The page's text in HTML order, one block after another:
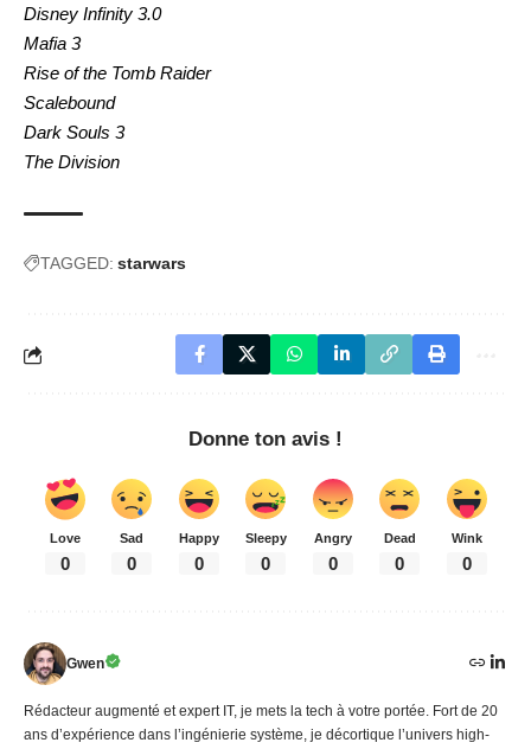
Disney Infinity 3.0
Mafia 3
Rise of the Tomb Raider
Scalebound
Dark Souls 3
The Division
TAGGED: starwars
Donne ton avis !
Love
0
Sad
0
Happy
0
Sleepy
0
Angry
0
Dead
0
Wink
0
Gwen
Rédacteur augmenté et expert IT, je mets la tech à votre portée. Fort de 20
ans d’expérience dans l’ingénierie système, je décortique l’univers high-